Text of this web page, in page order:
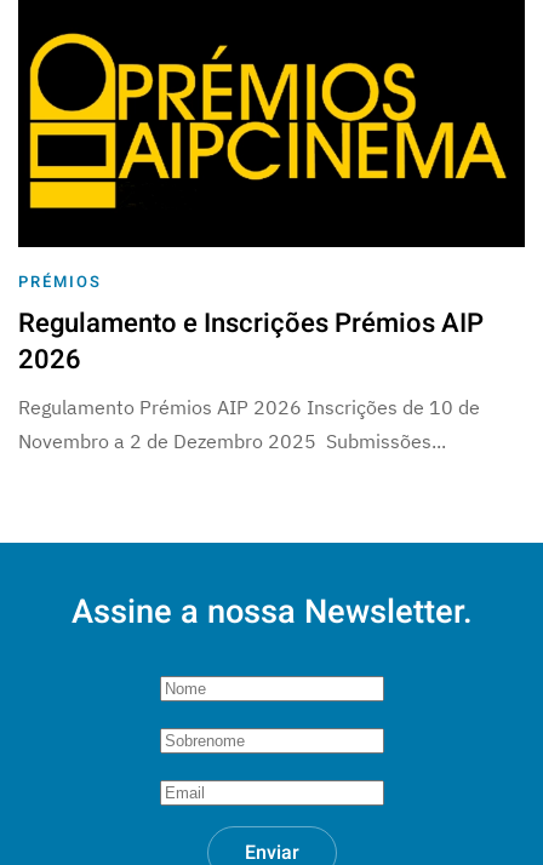
PRÉMIOS
Regulamento e Inscrições Prémios AIP
2026
Regulamento Prémios AIP 2026 Inscrições de 10 de
Novembro a 2 de Dezembro 2025 Submissões...
Assine a nossa Newsletter.
Enviar